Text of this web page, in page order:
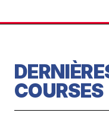
COURSES